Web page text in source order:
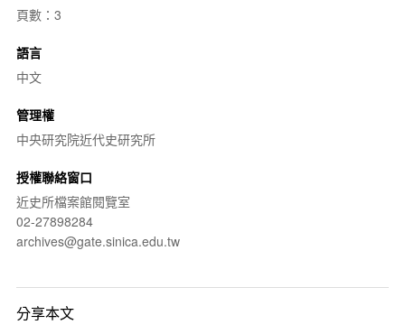
頁數：3
語言
中文
管理權
中央研究院近代史研究所
授權聯絡窗口
近史所檔案館閱覽室
02-27898284
archives@gate.sinica.edu.tw
分享本文